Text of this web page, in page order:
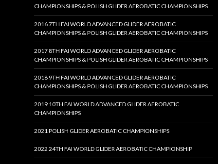
CHAMPIONSHIPS & POLISH GLIDER AEROBATIC CHAMPIONSHIPS
2016 7TH FAI WORLD ADVANCED GLIDER AEROBATIC
CHAMPIONSHIPS & POLISH GLIDER AEROBATIC CHAMPIONSHIPS
2017 8TH FAI WORLD ADVANCED GLIDER AEROBATIC
CHAMPIONSHIPS & POLISH GLIDER AEROBATIC CHAMPIONSHIPS
2018 9TH FAI WORLD ADVANCED GLIDER AEROBATIC
CHAMPIONSHIPS & POLISH GLIDER AEROBATIC CHAMPIONSHIPS
2019 10TH FAI WORLD ADVANCED GLIDER AEROBATIC
CHAMPIONSHIPS
2021 POLISH GLIDER AEROBATIC CHAMPIONSHIPS
2022 24TH FAI WORLD GLIDER AEROBATIC CHAMPIONSHIP